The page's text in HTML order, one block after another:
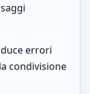
errori
condivisione